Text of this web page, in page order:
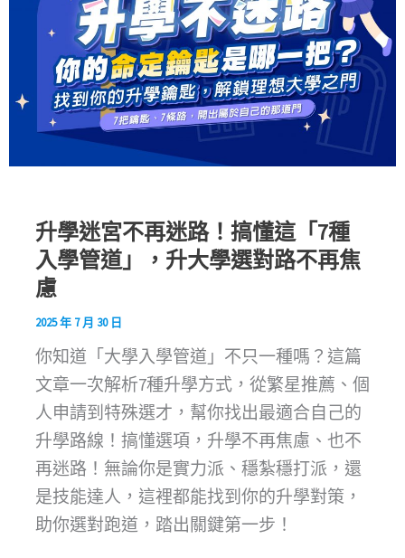
升學迷宮不再迷路！搞懂這「7種
入學管道」，升大學選對路不再焦
慮
2025 年 7 月 30 日
你知道「大學入學管道」不只一種嗎？這篇
文章一次解析7種升學方式，從繁星推薦、個
人申請到特殊選才，幫你找出最適合自己的
升學路線！搞懂選項，升學不再焦慮、也不
再迷路！無論你是實力派、穩紮穩打派，還
是技能達人，這裡都能找到你的升學對策，
助你選對跑道，踏出關鍵第一步！